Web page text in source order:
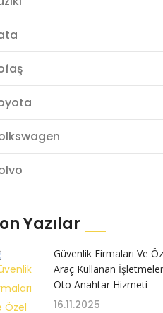
Yazılar
Güvenlik Firmaları Ve
Araç Kullanan
Oto Anahtar Hizmeti
16.11.2025